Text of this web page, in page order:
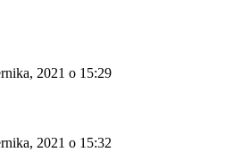
2021 o 15:29
2021 o 15:32